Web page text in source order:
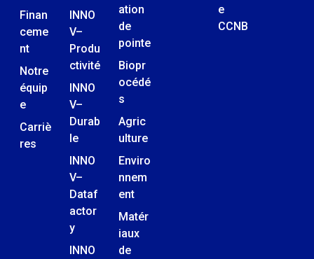
Finan
ceme
nt
Notre
équip
e
Carriè
res
INNO
V–
Produ
ctivité
INNO
V–
Durab
le
INNO
V–
Dataf
actor
y
INNO
ation
de
pointe
Biopr
océdé
s
Agric
ulture
Enviro
nnem
ent
Matér
iaux
de
e
CCNB